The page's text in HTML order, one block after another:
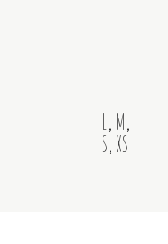
L, M,
S,XS